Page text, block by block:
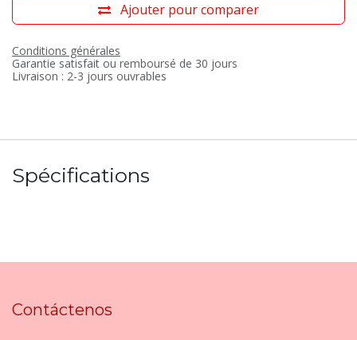
Ajouter pour comparer
Conditions générales
Garantie satisfait ou remboursé de 30 jours
Livraison : 2-3 jours ouvrables
Spécifications
Contáctenos